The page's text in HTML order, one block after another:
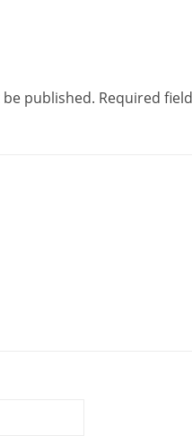
published. Required